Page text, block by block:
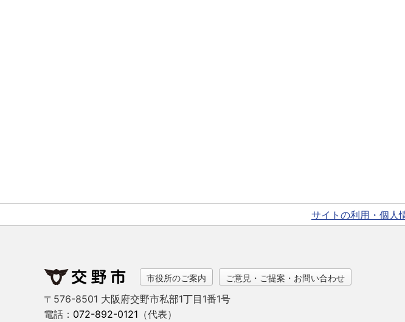
サイトの利用・個人
市役所のご案内 ご意見・ご提案・お問い合わせ
〒576-8501 大阪府交野市私部1丁目1番1号
電話： 072-892-0121 （代表）